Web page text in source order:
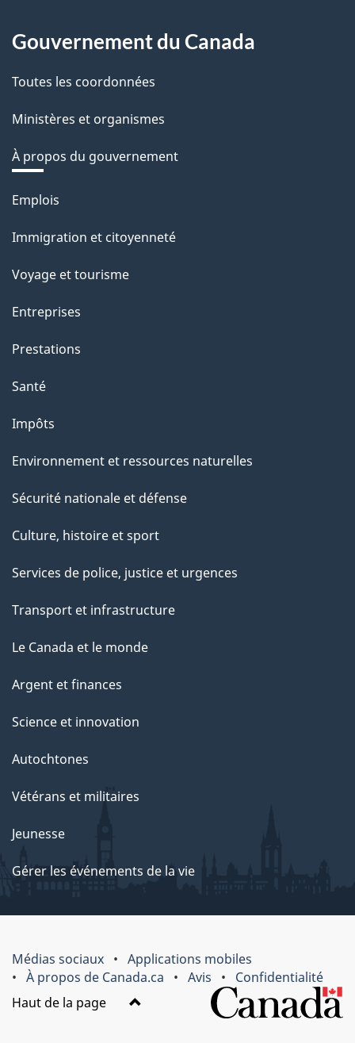
Gouvernement du Canada
Toutes les coordonnées
Ministères et organismes
À propos du gouvernement
Thèmes
sujets
Emplois
Immigration et citoyenneté
Voyage et tourisme
Entreprises
Prestations
Santé
Impôts
Environnement et ressources naturelles
Sécurité nationale et défense
Culture, histoire et sport
Services de police, justice et urgences
Transport et infrastructure
Le Canada et le monde
Argent et finances
Science et innovation
Autochtones
Vétérans et militaires
Jeunesse
Gérer les événements de la vie
Médias sociaux
Applications mobiles
À propos de Canada.ca
Avis
Confidentialité
Haut de la page